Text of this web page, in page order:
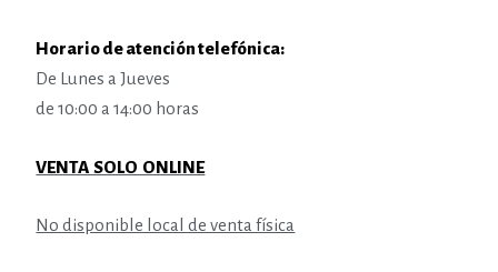
Horario de atención telefónica:
De Lunes a Jueves
de 10:00 a 14:00 horas
VENTA SOLO ONLINE
No disponible local de venta física